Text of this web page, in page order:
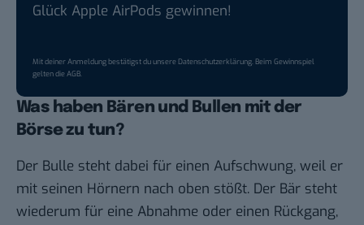
Glück Apple AirPods gewinnen!
Mit deiner Anmeldung bestätigst du unsereDatenschutzerklärung. Beim Gewinnspiel
gelten dieAGB.
Was haben Bären und Bullen mit der
Börse zu tun?
Der Bulle steht dabei für einen Aufschwung, weil er
mit seinen Hörnern nach oben stößt. Der Bär steht
wiederum für eine Abnahme oder einen Rückgang,